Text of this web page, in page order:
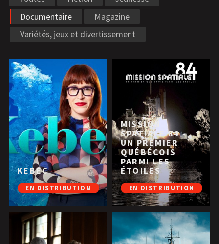
Documentaire
Magazine
Variétés, jeux et divertissement
KEBEC
EN DISTRIBUTION
MISSION
SPATIALE 84 -
UN PREMIER
QUÉBÉCOIS
PARMI LES
ÉTOILES
EN DISTRIBUTION